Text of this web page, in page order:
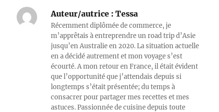
Auteur/autrice : Tessa
Récemment diplômée de commerce, je
m’apprêtais à entreprendre un road trip d’Asie
jusqu’en Australie en 2020. La situation actuelle
en a décidé autrement et mon voyage s’est
écourté. A mon retour en France, il était évident
que l’opportunité que j’attendais depuis si
longtemps s’était présentée; du temps à
consacrer pour partager mes recettes et mes
astuces. Passionnée de cuisine depuis toute